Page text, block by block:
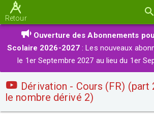
Retour
Ouverture des Abonnements
Scolaire 2026-2027 : Les nouveaux
le 1er Septembre 2027 au lieu du 1er
Dérivation - Cours (FR) (part
le nombre dérivé 2)